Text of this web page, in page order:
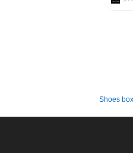
Shoes box